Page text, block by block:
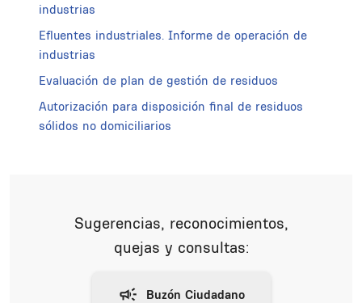
industrias
Efluentes industriales. Informe de operación de
industrias
Evaluación de plan de gestión de residuos
Autorización para disposición final de residuos
sólidos no domiciliarios
Sugerencias, reconocimientos,
quejas y consultas: